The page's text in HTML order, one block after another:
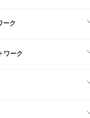
ーク
ワーク